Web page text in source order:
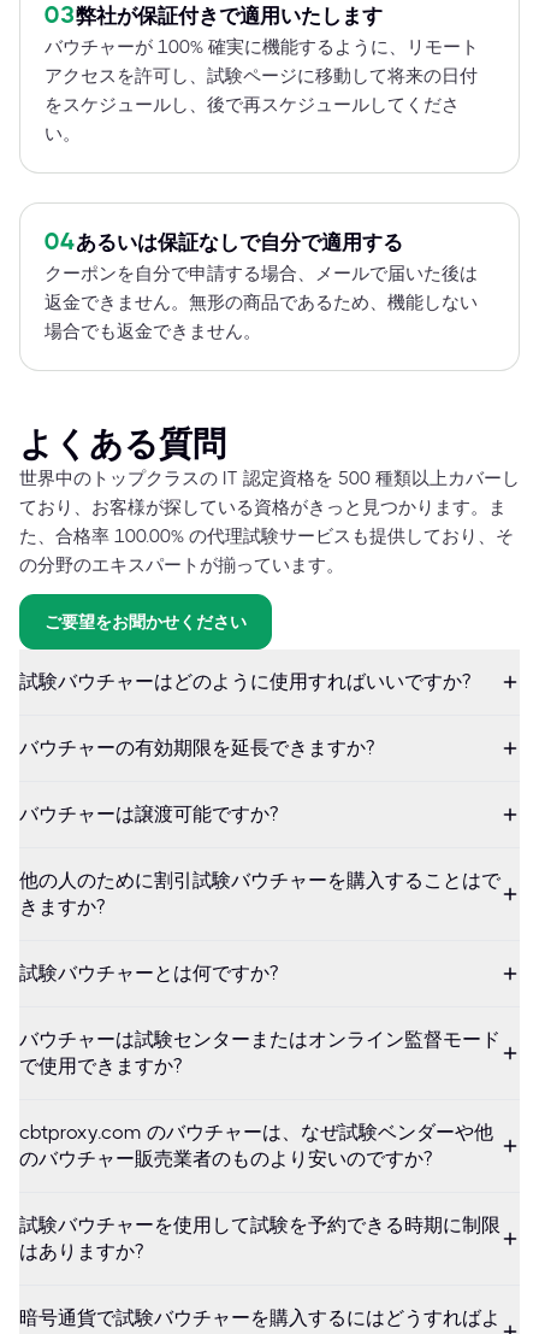
03弊社が保証付きで適用いたします
バウチャーが 100% 確実に機能するように、リモート
アクセスを許可し、試験ページに移動して将来の日付
をスケジュールし、後で再スケジュールしてくださ
い。
04あるいは保証なしで自分で適用する
クーポンを自分で申請する場合、メールで届いた後は
返金できません。無形の商品であるため、機能しない
場合でも返金できません。
よくある質問
世界中のトップクラスの IT 認定資格を 500 種類以上カバーし
ており、お客様が探している資格がきっと見つかります。ま
た、合格率 100.00% の代理試験サービスも提供しており、そ
の分野のエキスパートが揃っています。
ご要望をお聞かせください
試験バウチャーはどのように使用すればいいですか?
バウチャーの有効期限を延長できますか?
バウチャーは譲渡可能ですか?
他の人のために割引試験バウチャーを購入することはで
きますか?
試験バウチャーとは何ですか?
バウチャーは試験センターまたはオンライン監督モード
で使用できますか?
cbtproxy.com のバウチャーは、なぜ試験ベンダーや他
のバウチャー販売業者のものより安いのですか?
試験バウチャーを使用して試験を予約できる時期に制限
はありますか?
暗号通貨で試験バウチャーを購入するにはどうすればよ